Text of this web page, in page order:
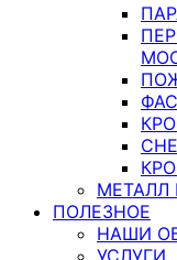
МЕТАЛЛ
ПОЛЕЗНОЕ
НАШИ
УСЛУГИ